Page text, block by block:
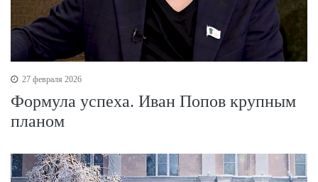
27 февраля 2026
Формула успеха. Иван Попов крупным
планом